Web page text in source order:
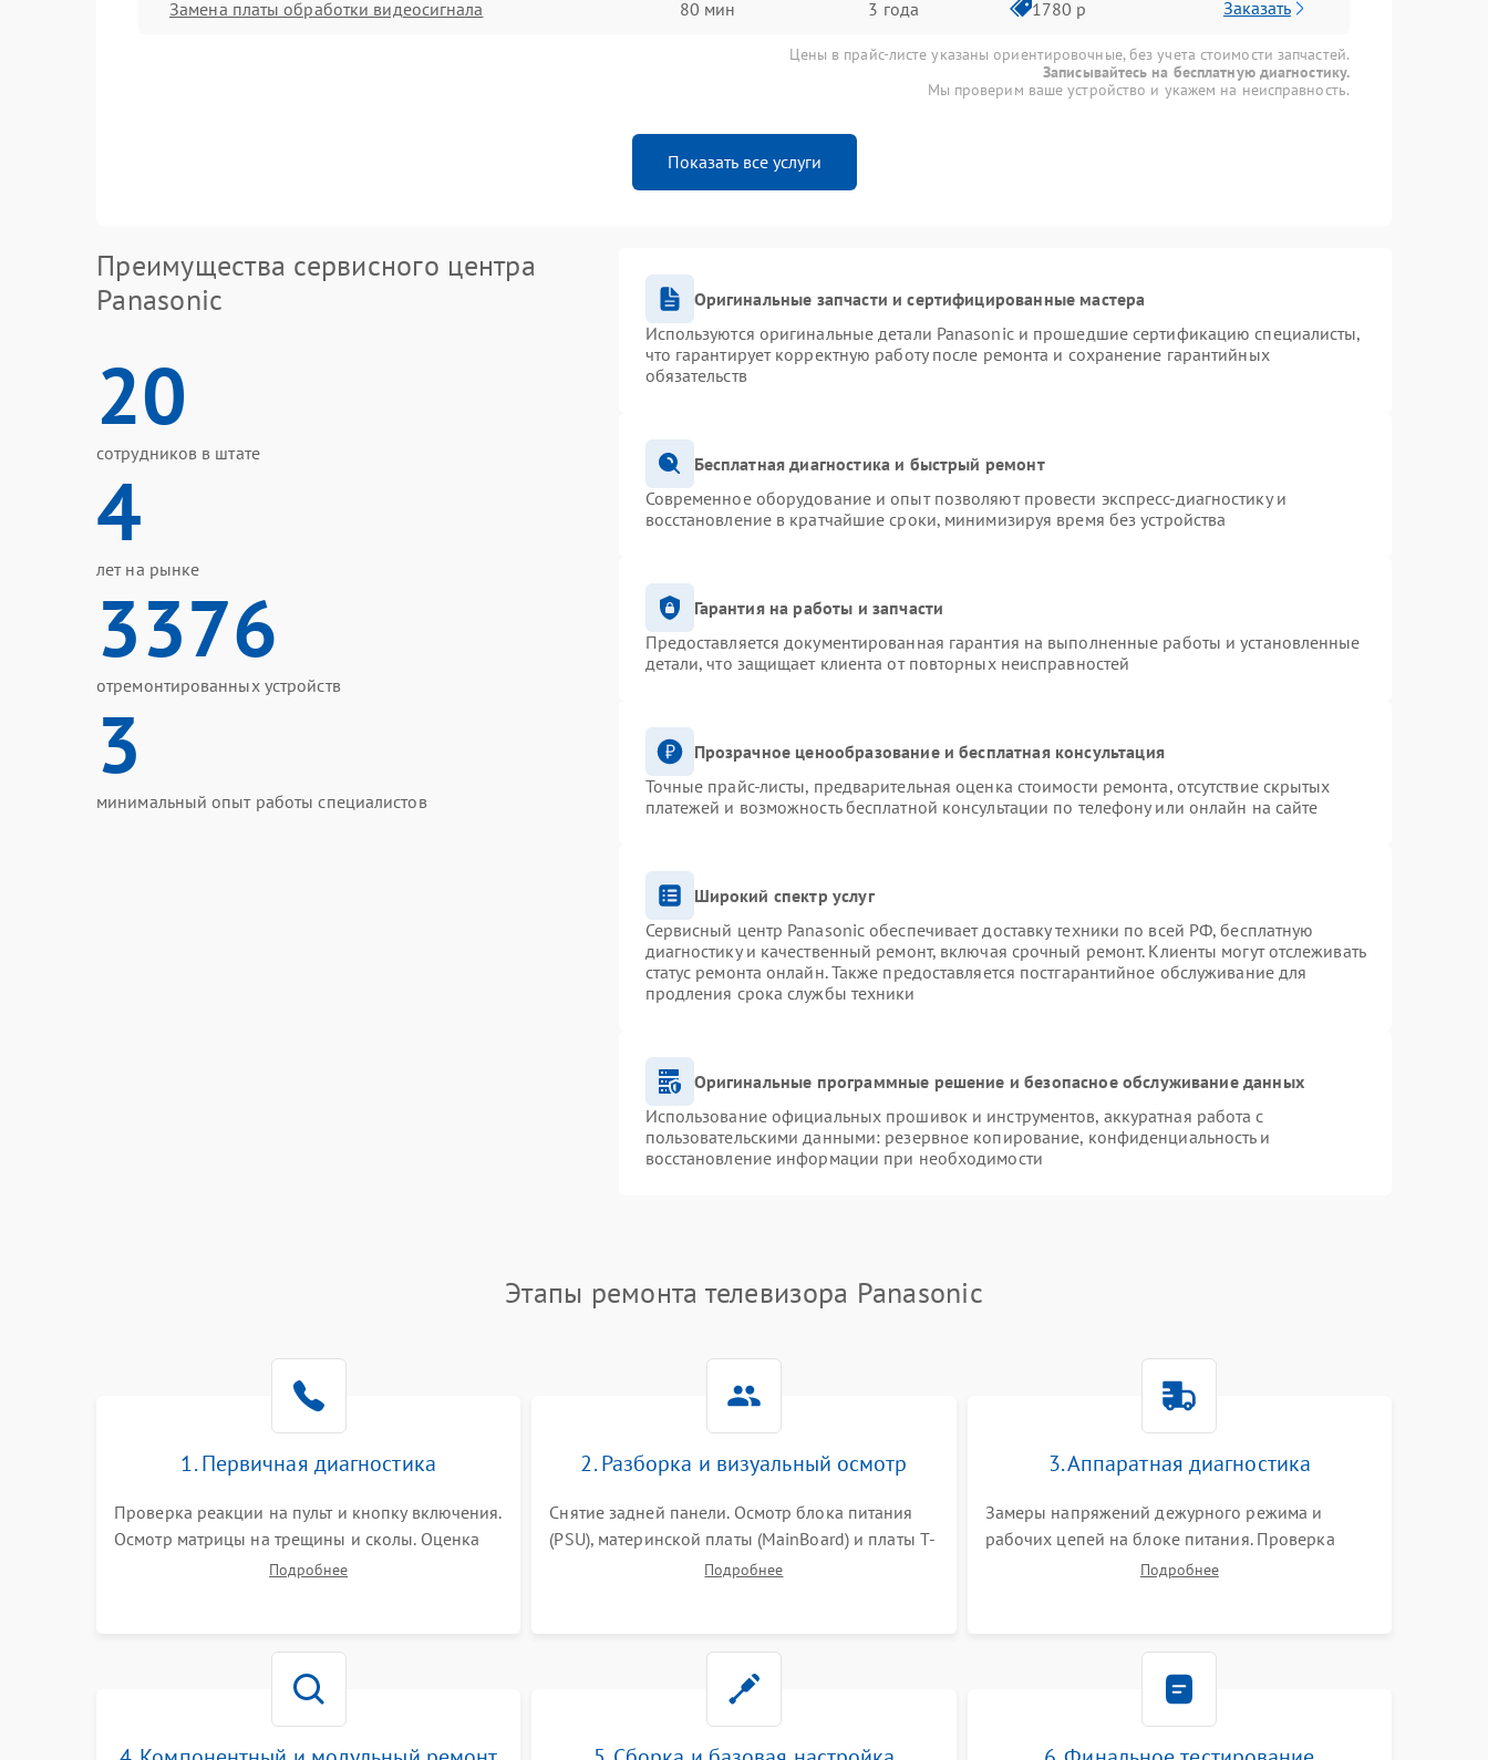
Замена платы обработки видеосигнала 80 мин 3 года 1780 р Заказать
Цены в прайс-листе указаны ориентировочные, без учета стоимости запчастей.
Записывайтесь на бесплатную диагностику.
Мы проверим ваше устройство и укажем на неисправность.
Показать все услуги
Преимущества сервисного центра
Panasonic
20
сотрудников в штате
4
лет на рынке
3376
отремонтированных устройств
3
минимальный опыт работы специалистов
Оригинальные запчасти и сертифицированные мастера
Используются оригинальные детали Panasonic и прошедшие сертификацию специалисты,
что гарантирует корректную работу после ремонта и сохранение гарантийных
обязательств
Бесплатная диагностика и быстрый ремонт
Современное оборудование и опыт позволяют провести экспресс-диагностику и
восстановление в кратчайшие сроки, минимизируя время без устройства
Гарантия на работы и запчасти
Предоставляется документированная гарантия на выполненные работы и установленные
детали, что защищает клиента от повторных неисправностей
Прозрачное ценообразование и бесплатная консультация
Точные прайс-листы, предварительная оценка стоимости ремонта, отсутствие скрытых
платежей и возможность бесплатной консультации по телефону или онлайн на сайте
Широкий спектр услуг
Сервисный центр Panasonic обеспечивает доставку техники по всей РФ, бесплатную
диагностику и качественный ремонт, включая срочный ремонт. Клиенты могут отслеживать
статус ремонта онлайн. Также предоставляется постгарантийное обслуживание для
продления срока службы техники
Оригинальные программные решение и безопасное обслуживание данных
Использование официальных прошивок и инструментов, аккуратная работа с
пользовательскими данными: резервное копирование, конфиденциальность и
восстановление информации при необходимости
Этапы ремонта телевизора Panasonic
1. Первичная диагностика
Проверка реакции на пульт и кнопку включения.
Осмотр матрицы на трещины и сколы. Оценка
звука, наличия подсветки и индикаторов
Подробнее
2. Разборка и визуальный осмотр
Снятие задней панели. Осмотр блока питания
(PSU), материнской платы (MainBoard) и платы T-
Con на вздутые конденсаторы, прогары,
Подробнее
3. Аппаратная диагностика
Замеры напряжений дежурного режима и
рабочих цепей на блоке питания. Проверка
видеосигналов на плате T-Con с помощью
Подробнее